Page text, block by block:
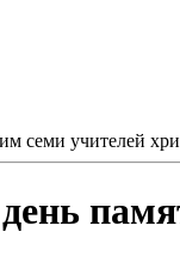
семи учителей